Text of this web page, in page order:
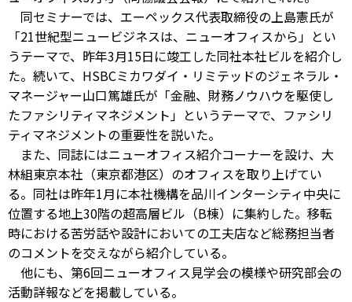
同セミナーでは、エーペックス代表取締役の上島憲氏が
「21世紀型ニュービジネスは、ニューオフィスから」とい
うテーマで、昨年3月15日に竣工した同社本社ビルを紹介し
た。続いて、HSBCミカワダイ・リミテッドのジェネラル・
マネージャー山口篤雄氏が「金融、財務ノウハウを駆使し
たファシリティマネジメント」というテーマで、ファシリ
ティマネジメントの重要性を説いた。
また、同誌にはニューオフィス紹介コーナーを設け、大
林組東京本社（東京都港区）のオフィスを取り上げてい
る。同社は昨年1月に本社機構を品川インターシティ中央に
位置する地上30階の超高層ビル（B棟）に集約した。移転
時における苦労話や設計においての工夫店など総務担当者
のコメントを交えながら紹介している。
他にも、第6回ニューオフィス見学会の模様や研究部会の
活動詳報などを掲載している。